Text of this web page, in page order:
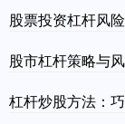
股票投资杠杆风
股市杠杆策略与
杠杆炒股方法：